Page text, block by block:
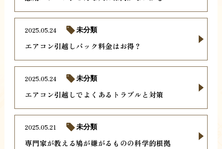
エアコン引越しパック料金はお得？
2025.05.24 未分類
エアコン引越しでよくあるトラブルと対策
2025.05.24 未分類
専門家が教える鳩が嫌がるものの科学的根拠
2025.05.21 未分類